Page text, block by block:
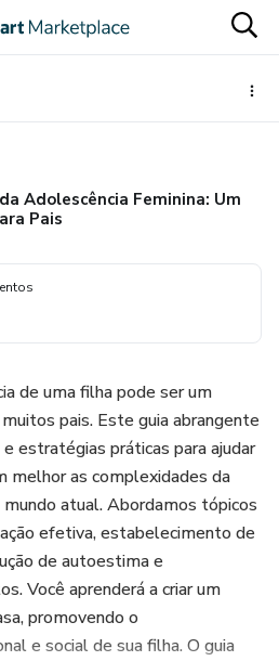
Adolescência Feminina: Um
Pais
de uma filha pode ser um
pais. Este guia abrangente
estratégias práticas para ajudar
melhor as complexidades da
atual. Abordamos tópicos
efetiva, estabelecimento de
de autoestima e
Você aprenderá a criar um
promovendo o
e social de sua filha. O guia